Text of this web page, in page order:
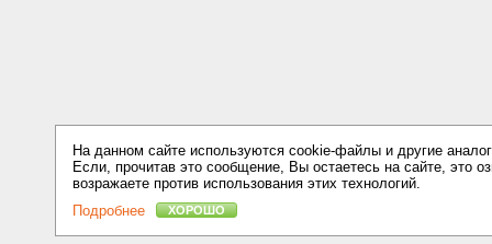
На данном сайте используются cookie-файлы и другие
Если, прочитав это сообщение, Вы остаетесь на сайте, это
возражаете против использования этих технологий.
Подробнее
ХОРОШО